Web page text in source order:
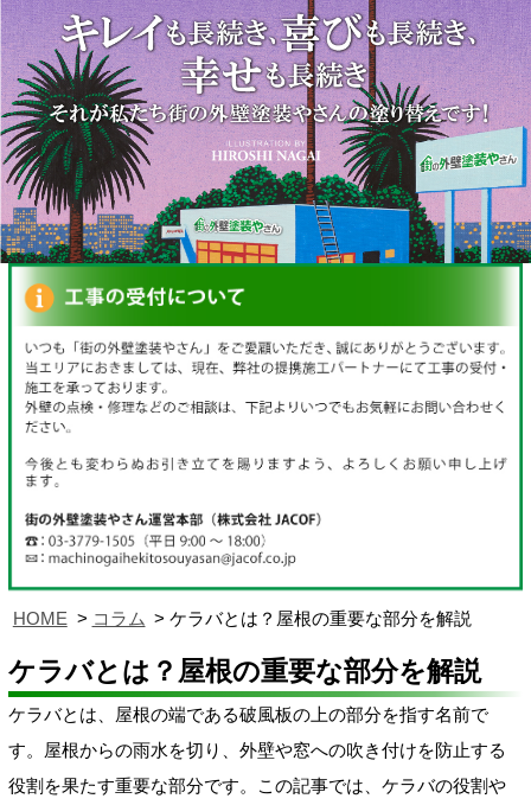
HOME コラム ケラバとは？屋根の重要な部分を解説
ケラバとは？屋根の重要な部分を解説
ケラバとは、屋根の端である破風板の上の部分を指す名前で
す。屋根からの雨水を切り、外壁や窓への吹き付けを防止する
役割を果たす重要な部分です。この記事では、ケラバの役割や